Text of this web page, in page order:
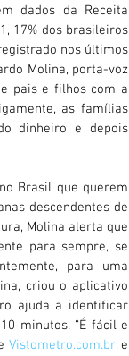
dados da Receita
17% dos brasileiros
nos últimos
Molina, porta-voz
pais e filhos com a
as famílias
dinheiro e depois
Brasil que querem
descendentes de
Molina alerta que
para sempre, se
para uma
criou o aplicativo
ajuda a identificar
minutos. “É fácil e
Vistometro.com.br, e